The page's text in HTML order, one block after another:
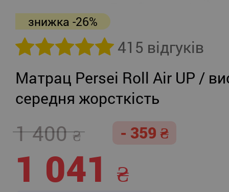
знижка -26%
415 відгуків
Матрац Persei Roll Air UP /
середня жорсткість
1 400 - 359
1 041